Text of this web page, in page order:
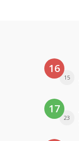
16
15
17
23